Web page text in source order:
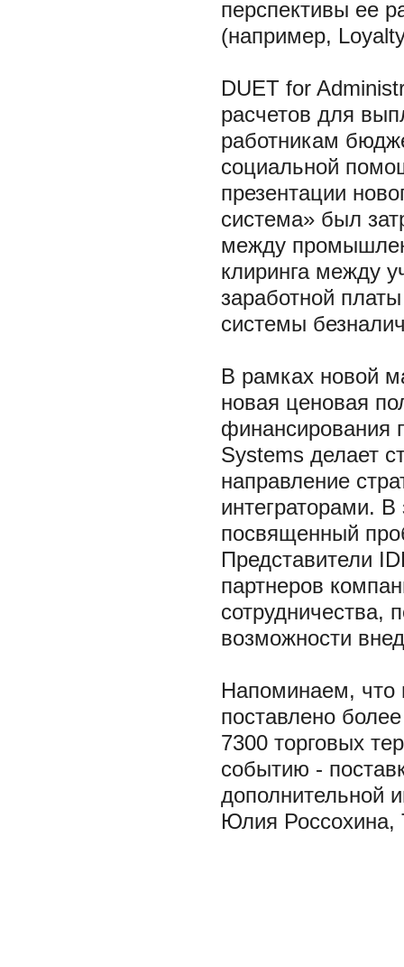
перспективы ее
(например,
DUET for
расчетов для
работникам
социальной
презентации
система» был
между
клиринга между
заработной
системы
В рамках новой
новая ценовая
финансирования
Systems делает
направление
интеграторами.
посвященный
Представители
партнеров
сотрудничества,
возможности
Напоминаем, что
поставлено
7300 торговых
событию -
дополнительной
Юлия Россохина,